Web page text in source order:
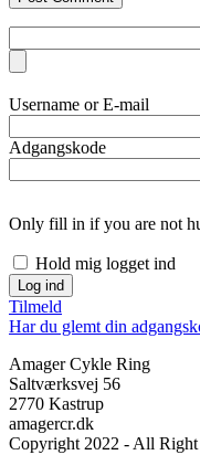
Username or E-mail
Adgangskode
Only fill in if you are not
Hold mig logget ind
Tilmeld
Har du glemt din
Amager Cykle Ring
Saltværksvej 56
2770 Kastrup
amagercr.dk
Copyright 2022 - All Right